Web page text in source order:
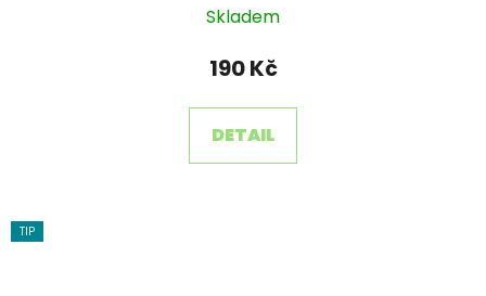
hodnocení
produktu
5,0
z
Skladem
190 Kč
DETAIL
TIP